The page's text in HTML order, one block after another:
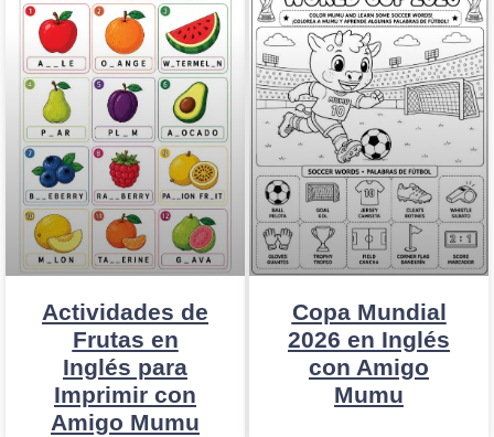
Actividades de
Frutas en
Inglés para
Imprimir con
Amigo Mumu
Copa Mundial
2026 en Inglés
con Amigo
Mumu